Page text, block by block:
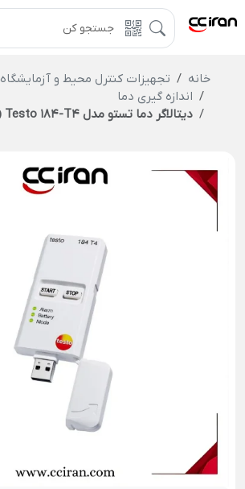
خانه
تجهیزات کنترل محیط و آزمایشگاه
اندازه گیری دما
دیتالاگر دما تستو مدل Testo 184-T4 (دارای اتصال USB)